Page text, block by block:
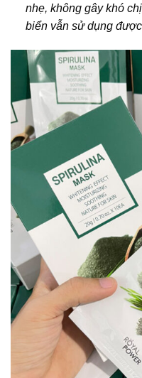
nhẹ, không gây khó
biển vẫn sử dụng được